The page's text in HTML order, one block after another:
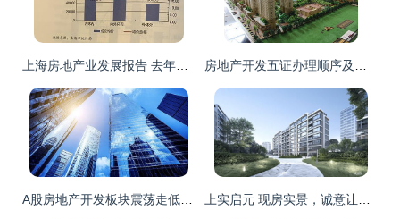
上海房地产业发展报告 去年商品供应与销售规模双降 房地产开发五证办理顺序及手续流程详解
A股房地产开发板块震荡走低，新华联跌近5% 上实启元 现房实景，诚意让利，直享开发商独家优选